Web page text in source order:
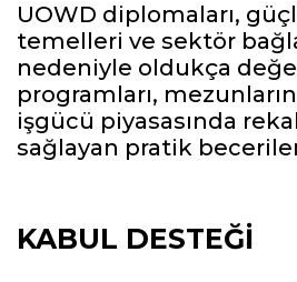
UOWD diplomaları,
temelleri ve sektör
nedeniyle oldukça
programları,
işgücü piyasasında
sağlayan pratik
KABUL DESTEĞI